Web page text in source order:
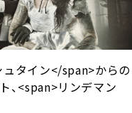
タイン</span>からの
、<span>リンデマン